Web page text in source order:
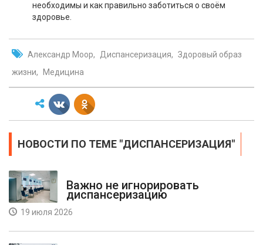
необходимы и как правильно заботиться о своём
здоровье.
Александр Моор Диспансеризация
Здоровый образ
жизни
Медицина
НОВОСТИ ПО ТЕМЕ "ДИСПАНСЕРИЗАЦИЯ"
Важно не игнорировать
диспансеризацию
19 июля 2026